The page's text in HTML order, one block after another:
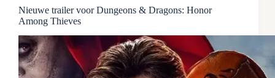
Nieuwe trailer voor Dungeons & Dragons: Honor
Among Thieves